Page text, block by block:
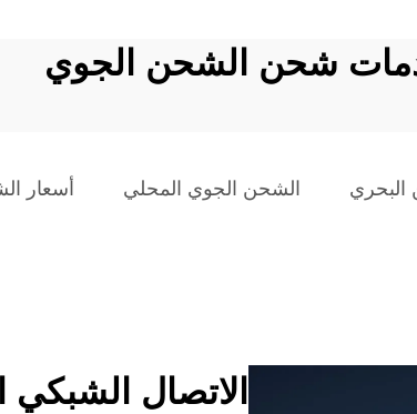
شحن الشحن الجوي
الشحن الجوي المحلي أسعار
الاتصال الشبكي